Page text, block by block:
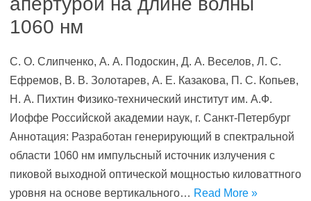
1060 нм
С. О. Слипченко, А. А. Подоскин, Д. А. Веселов, Л. С.
Ефремов, В. В. Золотарев, А. Е. Казакова, П. С. Копьев,
Н. А. Пихтин Физико-технический институт им. А.Ф.
Иоффе Российской академии наук, г. Санкт-Петербург
Аннотация: Разработан генерирующий в спектральной
области 1060 нм импульсный источник излучения с
пиковой выходной оптической мощностью киловаттного
уровня на основе вертикального… Read More »